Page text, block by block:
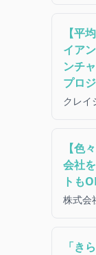
【平
イア
ンチ
プロ
クレイ
【色
会社
トも
株式会
「き